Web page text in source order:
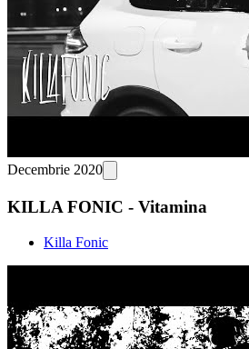
Decembrie 2020
KILLA FONIC - Vitamina
Killa Fonic